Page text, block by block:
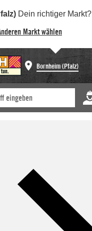
Dein richtiger Markt?
Markt wählen
Bornheim (Pfalz)